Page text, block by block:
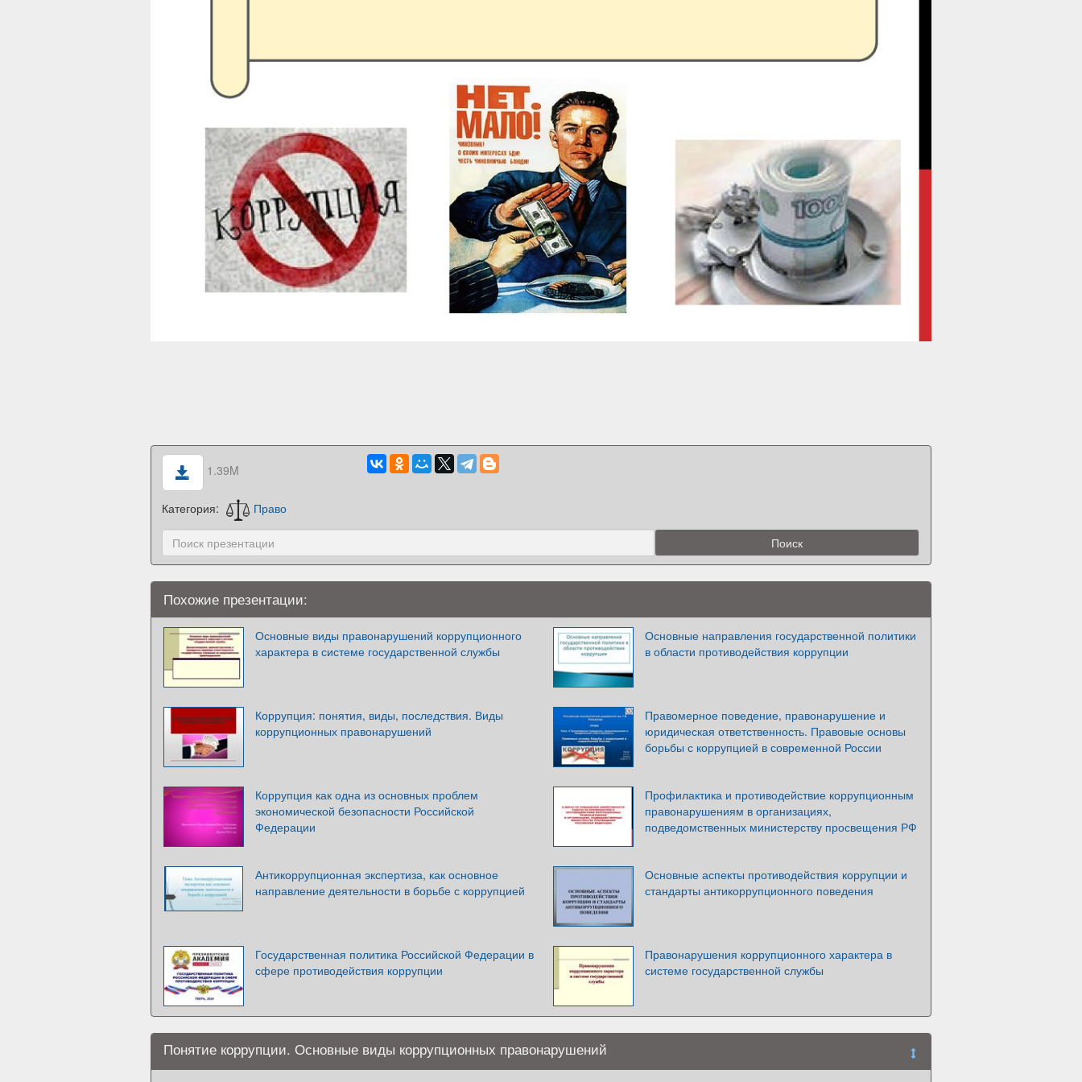
1.39M
Категория: Право
Похожие презентации:
Основные виды правонарушений коррупционного
характера в системе государственной службы
Основные направления государственной политики
в области противодействия коррупции
Коррупция: понятия, виды, последствия. Виды
коррупционных правонарушений
Правомерное поведение, правонарушение и
юридическая ответственность. Правовые основы
борьбы с коррупцией в современной России
Коррупция как одна из основных проблем
экономической безопасности Российской
Федерации
Профилактика и противодействие коррупционным
правонарушениям в организациях,
подведомственных министерству просвещения РФ
Антикоррупционная экспертиза, как основное
направление деятельности в борьбе с коррупцией
Основные аспекты противодействия коррупции и
стандарты антикоррупционного поведения
Государственная политика Российской Федерации в
сфере противодействия коррупции
Правонарушения коррупционного характера в
системе государственной службы
Понятие коррупции. Основные виды коррупционных правонарушений